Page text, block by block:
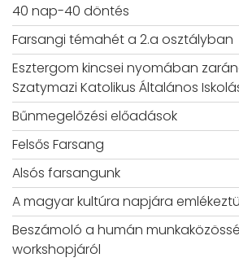
40 nap-40 döntés
Farsangi témahét a 2.a osztályban
Esztergom kincsei nyomában
Szatymazi Katolikus Általános
Bűnmegelőzési előadások
Felsős Farsang
Alsós farsangunk
A magyar kultúra napjára
Beszámoló a humán
workshopjáról